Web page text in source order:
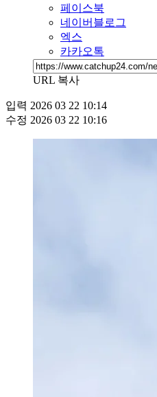
페이스북
네이버블로그
엑스
카카오톡
URL 복사
입력 2026 03 22 10:14
수정 2026 03 22 10:16